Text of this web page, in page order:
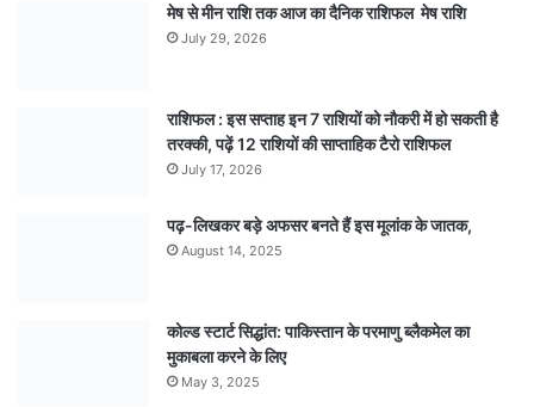
मेष से मीन राशि तक आज का दैनिक राशिफल मेष राशि
July 29, 2026
राशिफल : इस सप्ताह इन 7 राशियों को नौकरी में हो सकती है
तरक्की, पढ़ें 12 राशियों की साप्ताहिक टैरो राशिफल
July 17, 2026
पढ़-लिखकर बड़े अफसर बनते हैं इस मूलांक के जातक,
August 14, 2025
कोल्ड स्टार्ट सिद्धांत: पाकिस्तान के परमाणु ब्लैकमेल का
मुकाबला करने के लिए
May 3, 2025